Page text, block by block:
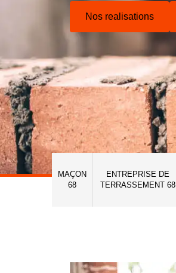
Nos realisations
MAÇON
68
ENTREPRISE DE
TERRASSEMENT 68